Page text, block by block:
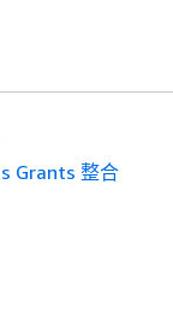
Grants 整合